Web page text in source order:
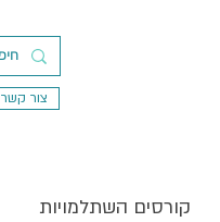
צור קשר
קורסים השתלמויות